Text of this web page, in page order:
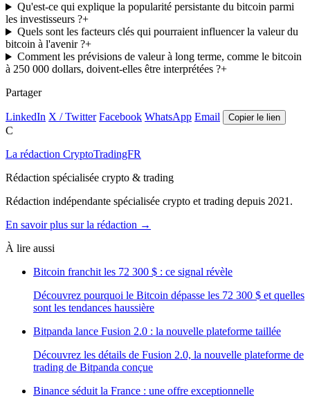
Qu'est-ce qui explique la popularité persistante du bitcoin parmi
les investisseurs ?+
Quels sont les facteurs clés qui pourraient influencer la valeur du
bitcoin à l'avenir ?+
Comment les prévisions de valeur à long terme, comme le bitcoin
à 250 000 dollars, doivent-elles être interprétées ?+
Partager
LinkedIn X / Twitter Facebook WhatsApp Email Copier le lien
C
La rédaction CryptoTradingFR
Rédaction spécialisée crypto & trading
Rédaction indépendante spécialisée crypto et trading depuis 2021.
En savoir plus sur la rédaction →
À lire aussi
Bitcoin franchit les 72 300 $ : ce signal révèle
Découvrez pourquoi le Bitcoin dépasse les 72 300 $ et quelles
sont les tendances haussière
Bitpanda lance Fusion 2.0 : la nouvelle plateforme taillée
Découvrez les détails de Fusion 2.0, la nouvelle plateforme de
trading de Bitpanda conçue
Binance séduit la France : une offre exceptionnelle